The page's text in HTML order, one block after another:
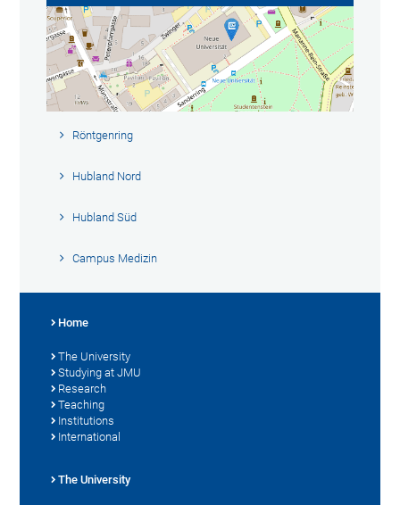
Röntgenring
Hubland Nord
Hubland Süd
Campus Medizin
Home
The University
Studying at JMU
Research
Teaching
Institutions
International
The University